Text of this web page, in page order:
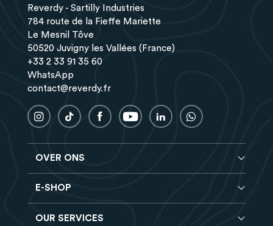
Reverdy - Sartilly Industries
784 route de la Fieffe Mariette
Le Mesnil Tôve
50520 Juvigny les Vallées (France)
+33 2 33 91 35 60
WhatsApp
contact@reverdy.fr
OVER ONS
BlogE-SHOP
Compleet voeder
OUR SERVICES